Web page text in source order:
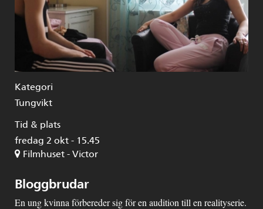
Kategori
Tungvikt
Tid & plats
fredag 2 okt - 15.45
Filmhuset - Victor
Bloggbrudar
En ung kvinna förbereder sig för en audition till en realityserie.